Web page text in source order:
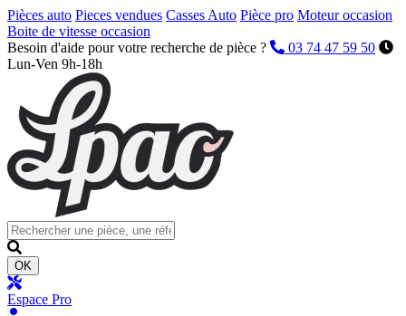
Pièces auto Pieces vendues Casses Auto Pièce pro Moteur occasion
Boite de vitesse occasion
Besoin d'aide pour votre recherche de pièce ?
03 74 47 59 50
Lun-Ven 9h-18h
OK
Espace Pro